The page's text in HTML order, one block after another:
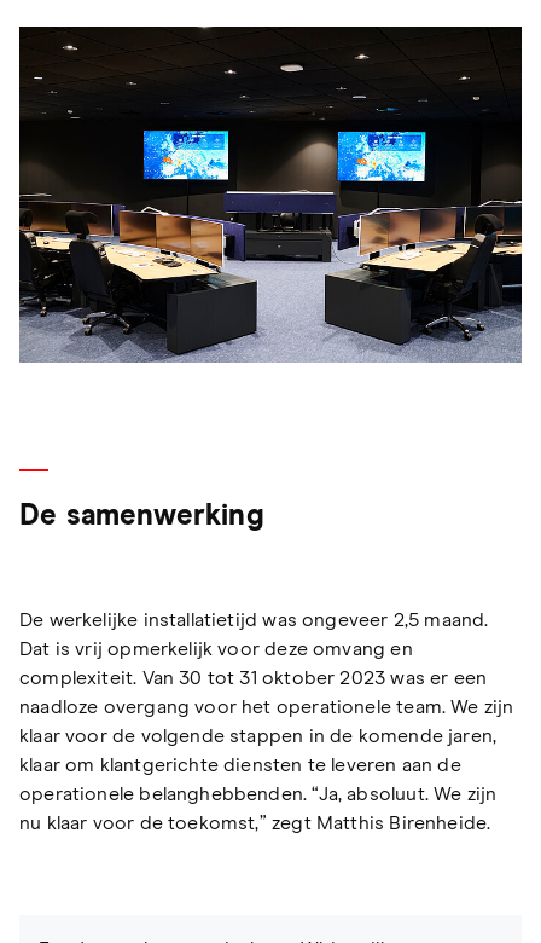
De samenwerking
De werkelijke installatietijd was ongeveer 2,5 maand.
Dat is vrij opmerkelijk voor deze omvang en
complexiteit. Van 30 tot 31 oktober 2023 was er een
naadloze overgang voor het operationele team. We zijn
klaar voor de volgende stappen in de komende jaren,
klaar om klantgerichte diensten te leveren aan de
operationele belanghebbenden. “Ja, absoluut. We zijn
nu klaar voor de toekomst,” zegt Matthis Birenheide.